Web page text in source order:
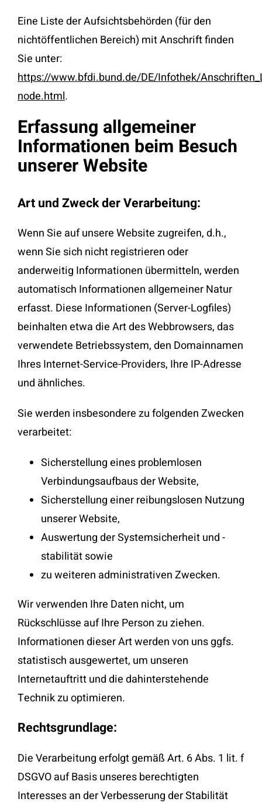
Eine Liste der Aufsichtsbehörden (für den
nichtöffentlichen Bereich) mit Anschrift finden
Sie unter:
https://www.bfdi.bund.de/DE/Infothek/
node.html.
Erfassung allgemeiner
Informationen beim Besuch
unserer Website
Art und Zweck der Verarbeitung:
Wenn Sie auf unsere Website zugreifen, d.h.,
wenn Sie sich nicht registrieren oder
anderweitig Informationen übermitteln, werden
automatisch Informationen allgemeiner Natur
erfasst. Diese Informationen (Server-Logfiles)
beinhalten etwa die Art des Webbrowsers, das
verwendete Betriebssystem, den Domainnamen
Ihres Internet-Service-Providers, Ihre IP-Adresse
und ähnliches.
Sie werden insbesondere zu folgenden Zwecken
verarbeitet:
Sicherstellung eines problemlosen
Verbindungsaufbaus der Website,
Sicherstellung einer reibungslosen Nutzung
unserer Website,
Auswertung der Systemsicherheit und -
stabilität sowie
zu weiteren administrativen Zwecken.
Wir verwenden Ihre Daten nicht, um
Rückschlüsse auf Ihre Person zu ziehen.
Informationen dieser Art werden von uns ggfs.
statistisch ausgewertet, um unseren
Internetauftritt und die dahinterstehende
Technik zu optimieren.
Rechtsgrundlage:
Die Verarbeitung erfolgt gemäß Art. 6 Abs. 1 lit. f
DSGVO auf Basis unseres berechtigten
Interesses an der Verbesserung der Stabilität